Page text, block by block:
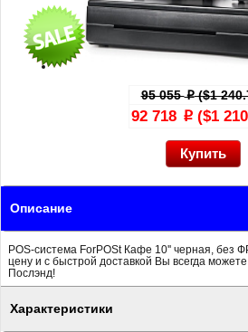
95 055p($1
92 718 p ($1
Описание
POS-система ForPOSt Кафе 10'' черная, без
цену и с быстрой доставкой Вы всегда
Послэнд!
Характеристики